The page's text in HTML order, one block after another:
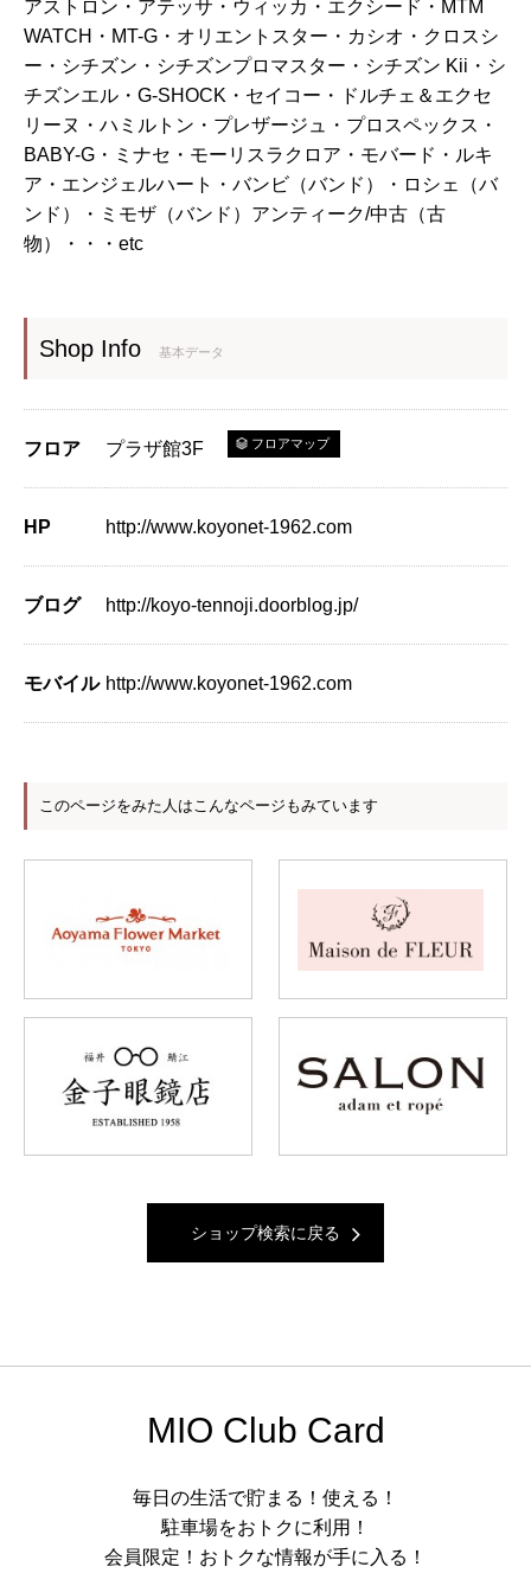
アストロン・アテッサ・ウィッカ・エクシード・MTM
WATCH・MT-G・オリエントスター・カシオ・クロスシ
ー・シチズン・シチズンプロマスター・シチズン Kii・シ
チズンエル・G-SHOCK・セイコー・ドルチェ＆エクセ
リーヌ・ハミルトン・プレザージュ・プロスペックス・
BABY-G・ミナセ・モーリスラクロア・モバード・ルキ
ア・エンジェルハート・バンビ（バンド）・ロシェ（バ
ンド）・ミモザ（バンド）アンティーク/中古（古
物）・・・etc
Shop Info 基本データ
フロア プラザ館3F フロアマップ
HP http://www.koyonet-1962.com
ブログ http://koyo-tennoji.doorblog.jp/
モバイル http://www.koyonet-1962.com
このページをみた人はこんなページもみています
ショップ検索に戻る
MIO Club Card
毎日の生活で貯まる！使える！
駐車場をおトクに利用！
会員限定！おトクな情報が手に入る！